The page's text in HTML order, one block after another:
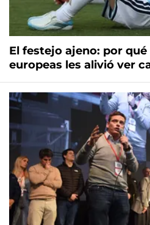
El festejo ajeno: por
europeas les alivió ver